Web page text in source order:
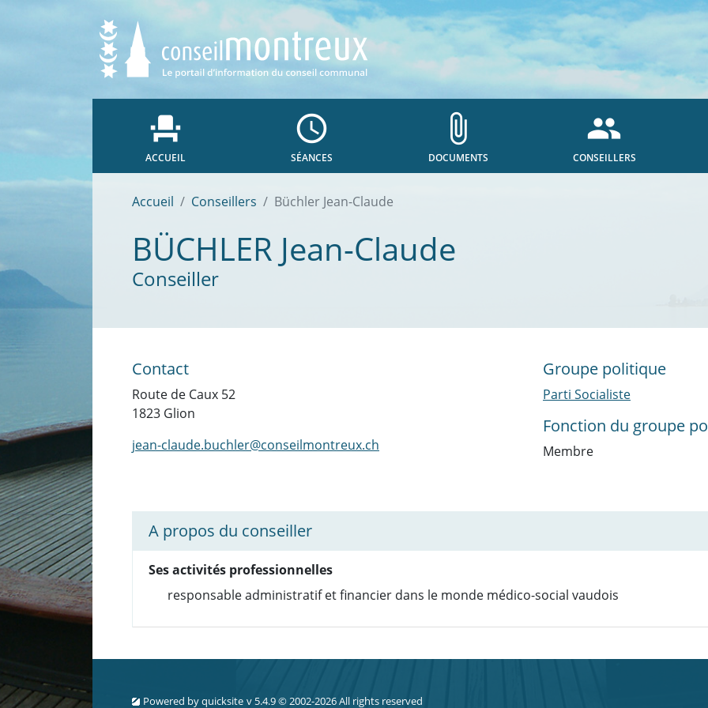
event_seat
ACCUEIL
access_time
SÉANCES
attach_file
DOCUMENTS
people
CONSEILLERS
Accueil Conseillers Büchler Jean-Claude
BÜCHLER Jean-Claude
Conseiller
Contact
Route de Caux 52
1823 Glion
jean-claude.buchler@conseilmontreux.ch
Groupe politique
Parti Socialiste
Fonction du groupe
Membre
A propos du conseiller
Ses activités professionnelles
responsable administratif et financier dans le monde médico-social vaudois
Powered byquicksite v 5.4.9 © 2002-2026 All rights reserved